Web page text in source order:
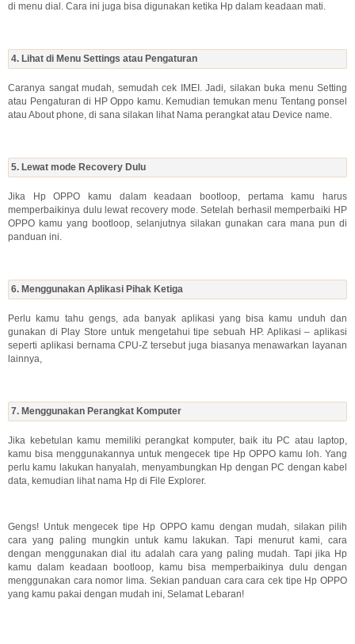
di menu dial. Cara ini juga bisa digunakan ketika Hp dalam keadaan mati.
4. Lihat di Menu Settings atau Pengaturan
Caranya sangat mudah, semudah cek IMEI. Jadi, silakan buka menu Setting
atau Pengaturan di HP Oppo kamu. Kemudian temukan menu Tentang ponsel
atau About phone, di sana silakan lihat Nama perangkat atau Device name.
5. Lewat mode Recovery Dulu
Jika Hp OPPO kamu dalam keadaan bootloop, pertama kamu harus
memperbaikinya dulu lewat recovery mode. Setelah berhasil memperbaiki HP
OPPO kamu yang bootloop, selanjutnya silakan gunakan cara mana pun di
panduan ini.
6. Menggunakan Aplikasi Pihak Ketiga
Perlu kamu tahu gengs, ada banyak aplikasi yang bisa kamu unduh dan
gunakan di Play Store untuk mengetahui tipe sebuah HP. Aplikasi – aplikasi
seperti aplikasi bernama CPU-Z tersebut juga biasanya menawarkan layanan
lainnya,
7. Menggunakan Perangkat Komputer
Jika kebetulan kamu memiliki perangkat komputer, baik itu PC atau laptop,
kamu bisa menggunakannya untuk mengecek tipe Hp OPPO kamu loh. Yang
perlu kamu lakukan hanyalah, menyambungkan Hp dengan PC dengan kabel
data, kemudian lihat nama Hp di File Explorer.
Gengs! Untuk mengecek tipe Hp OPPO kamu dengan mudah, silakan pilih
cara yang paling mungkin untuk kamu lakukan. Tapi menurut kami, cara
dengan menggunakan dial itu adalah cara yang paling mudah. Tapi jika Hp
kamu dalam keadaan bootloop, kamu bisa memperbaikinya dulu dengan
menggunakan cara nomor lima. Sekian panduan cara cara cek tipe Hp OPPO
yang kamu pakai dengan mudah ini, Selamat Lebaran!